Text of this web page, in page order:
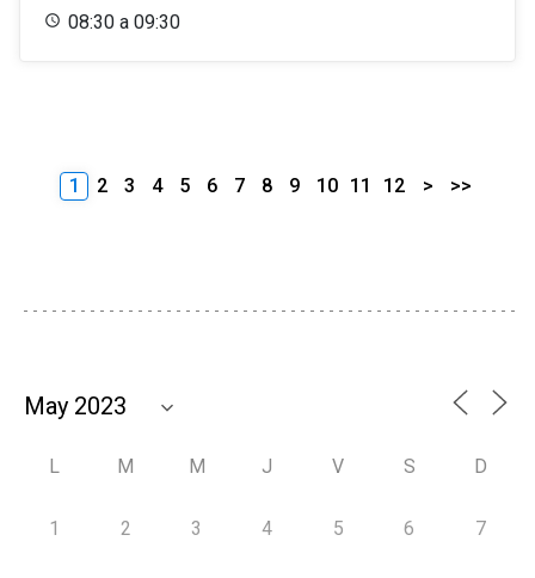
08:30 a 09:30
1 2 3 4 5 6 7 8 9 10 11 12 > >>
L M M J V S D
1 2 3 4 5 6 7